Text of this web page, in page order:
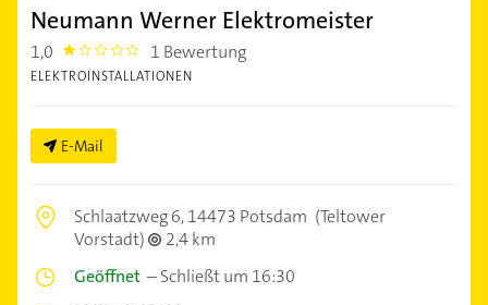
Neumann Werner Elektromeister
1,0 1.0 1 Bewertung
ELEKTROINSTALLATIONEN
E-Mail
Schlaatzweg 6,14473 Potsdam (Teltower
Vorstadt)
2,4 km
Geöffnet –Schließt um 16:30